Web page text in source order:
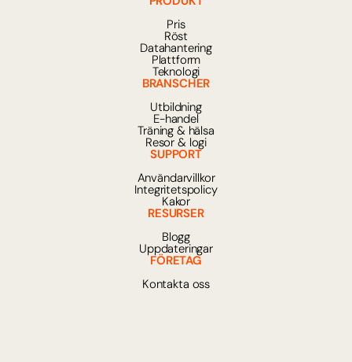
Pris
Röst
Datahantering
Plattform
Teknologi
BRANSCHER
Utbildning
E-handel
Träning & hälsa
Resor & logi
SUPPORT
Användarvillkor
Integritetspolicy
Kakor
RESURSER
Blogg
Uppdateringar
FÖRETAG
Kontakta oss